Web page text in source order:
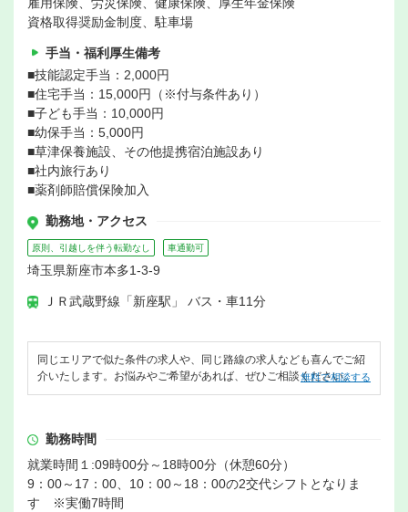
雇用保険、労災保険、健康保険、厚生年金保険
資格取得奨励金制度、駐車場
手当・福利厚生備考
■技能認定手当：2,000円
■住宅手当：15,000円（※付与条件あり）
■子ども手当：10,000円
■幼保手当：5,000円
■草津保養施設、その他提携宿泊施設あり
■社内旅行あり
■薬剤師賠償保険加入
勤務地・アクセス
原則、引越しを伴う転勤なし 車通勤可
埼玉県新座市本多1-3-9
ＪＲ武蔵野線「新座駅」 バス・車11分
同じエリアで似た条件の求人や、同じ路線の求人なども喜んでご紹
介いたします。お悩みやご希望があれば、ぜひご相談ください。
無料で相談する
勤務時間
就業時間１:09時00分～18時00分（休憩60分）
9：00～17：00、10：00～18：00の2交代シフトとなりま
す ※実働7時間